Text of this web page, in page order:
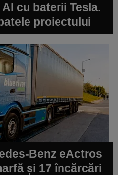
cu baterii Tesla.
proiectului
Benz eActros
și 17 încărcări